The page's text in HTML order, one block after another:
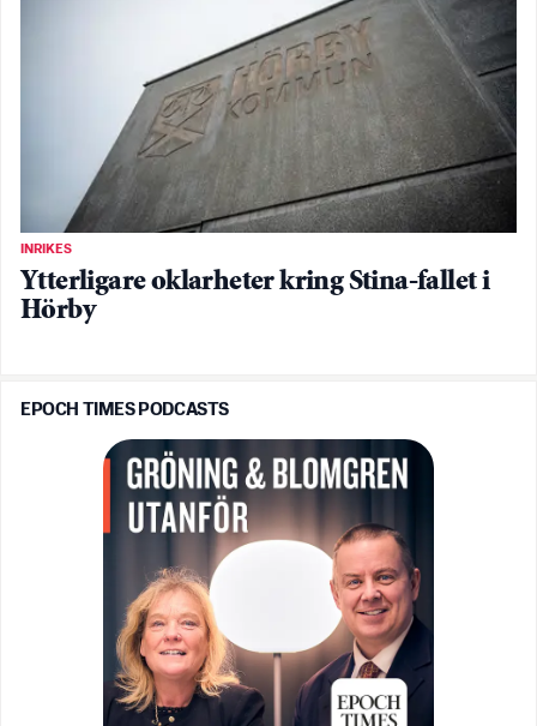
INRIKES
Ytterligare oklarheter kring Stina-fallet i
Hörby
EPOCH TIMES PODCASTS